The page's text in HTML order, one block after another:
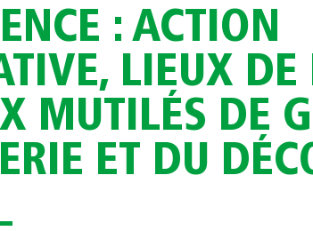
: ACTION
LIEUX DE
MUTILÉS DE
ET DU